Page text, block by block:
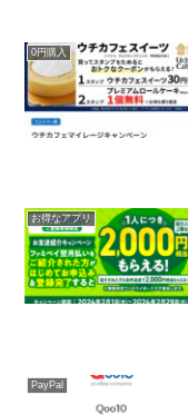
0円購入
お得なアプリ
PayPal